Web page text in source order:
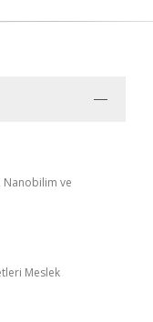
Nanobilim ve
Meslek